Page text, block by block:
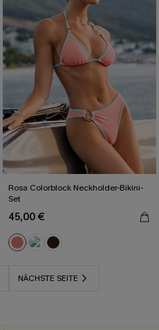
Rosa Colorblock Neckholder-Bikini-
Set
45,00 €
NÄCHSTE SEITE